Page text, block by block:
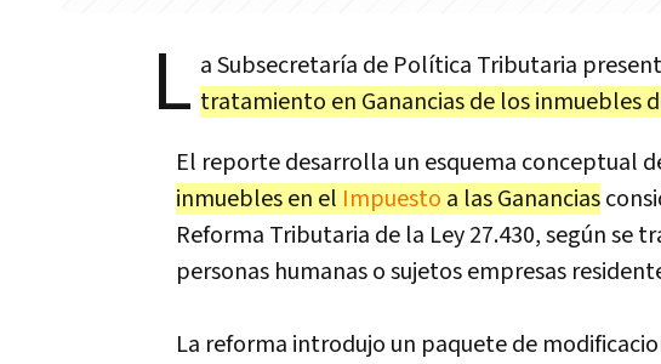
L a Subsecretaría de Política Tributaria
tratamiento en Ganancias de los inmuebles
El reporte desarrolla un esquema conceptual
inmuebles en el Impuesto a las Ganancias
Reforma Tributaria de la Ley 27.430, según se
personas humanas o sujetos empresas
La reforma introdujo un paquete de